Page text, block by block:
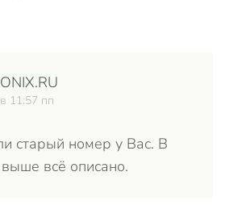
11:57 пп
старый номер у Вас. В
всё описано.